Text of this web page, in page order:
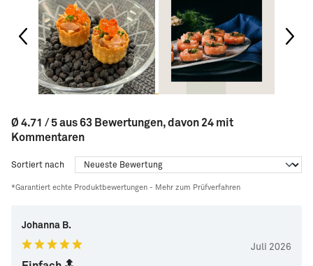
Ø 4.71 / 5 aus 63 Bewertungen, davon 24 mit
Kommentaren
Sortiert nach
*Garantiert echte Produktbewertungen - Mehr zum Prüfverfahren
Johanna B.
Juli 2026